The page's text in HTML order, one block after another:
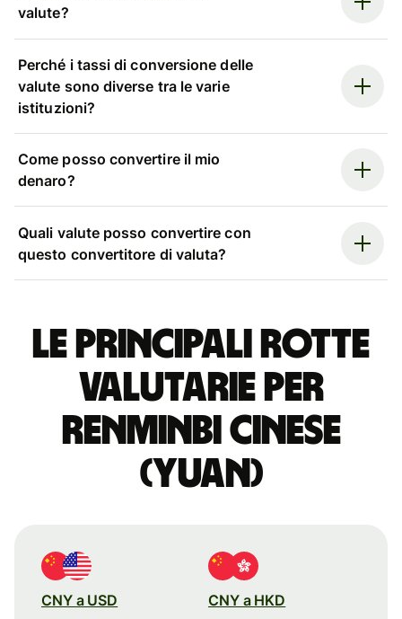
valute?
Perché i tassi di conversione delle
valute sono diverse tra le varie
istituzioni?
Come posso convertire il mio
denaro?
Quali valute posso convertire con
questo convertitore di valuta?
Le principali rotte
valutarie per
renminbi cinese
(yuan)
CNY a USD CNY a HKD